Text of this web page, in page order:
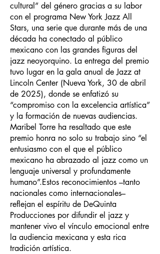
cultural” del género gracias a su labor
con el programa New York Jazz All
Stars, una serie que durante más de una
década ha conectado al público
mexicano con las grandes figuras del
jazz neoyorquino. La entrega del premio
tuvo lugar en la gala anual de Jazz at
Lincoln Center (Nueva York, 30 de abril
de 2025), donde se enfatizó su
“compromiso con la excelencia artística”
y la formación de nuevas audiencias.
Maribel Torre ha resaltado que este
premio honra no solo su trabajo sino “el
entusiasmo con el que el público
mexicano ha abrazado al jazz como un
lenguaje universal y profundamente
humano”.​Estos reconocimientos –tanto
nacionales como internacionales–
reflejan el espíritu de DeQuinta
Producciones por difundir el jazz y
mantener vivo el vínculo emocional entre
la audiencia mexicana y esta rica
tradición artística.